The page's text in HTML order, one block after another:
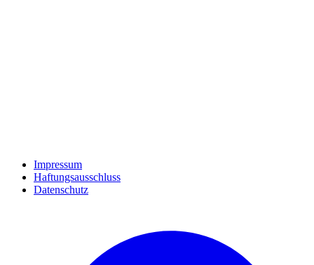
Impressum
Haftungsausschluss
Datenschutz